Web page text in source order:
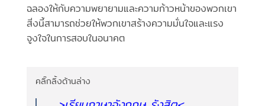
ฉลองให้กับความพยายามและความก้าวหน้าของพวกเขา
สิ่งนี้สามารถช่วยให้พวกเขาสร้างความมั่นใจและแรง
จูงใจในการสอบในอนาคต
คลิ๊กลิ้งด้านล่าง